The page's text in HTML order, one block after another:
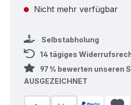
Nicht mehr verfügbar
Selbstabholung
14 tägiges
97 % bewerten unseren
AUSGEZEICHNET